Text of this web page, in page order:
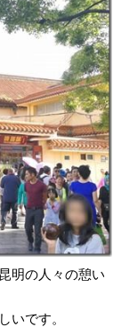
明の人々の憩い
いです。